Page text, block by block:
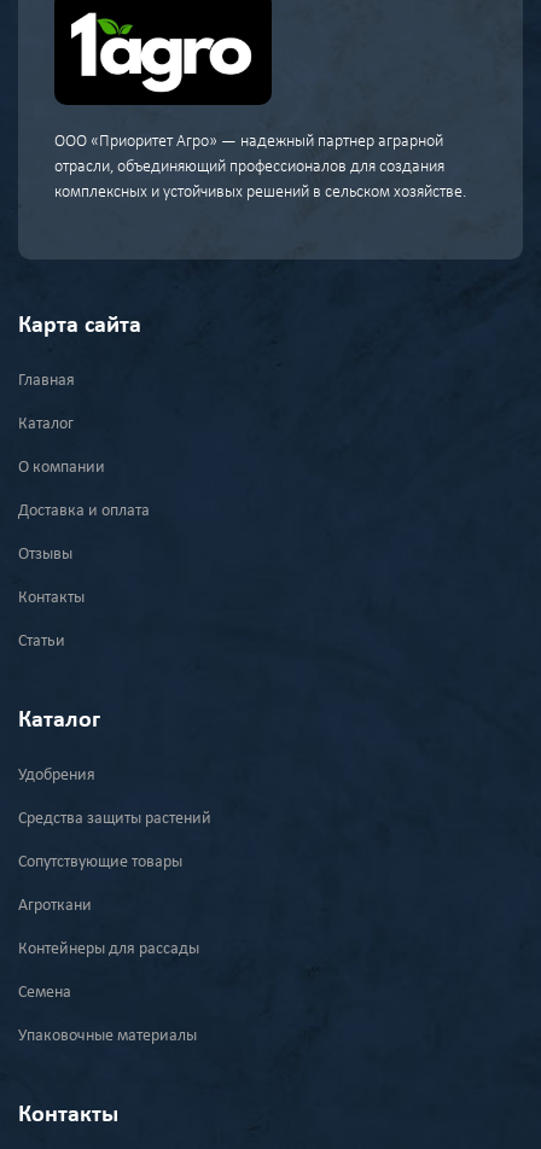
ООО «Приоритет Агро» — надежный партнер аграрной
отрасли, объединяющий профессионалов для создания
комплексных и устойчивых решений в сельском хозяйстве.
Карта сайта
Главная
Каталог
О компании
Доставка и оплата
Отзывы
Контакты
Статьи
Каталог
Удобрения
Средства защиты растений
Сопутствующие товары
Агроткани
Контейнеры для рассады
Семена
Упаковочные материалы
Контакты